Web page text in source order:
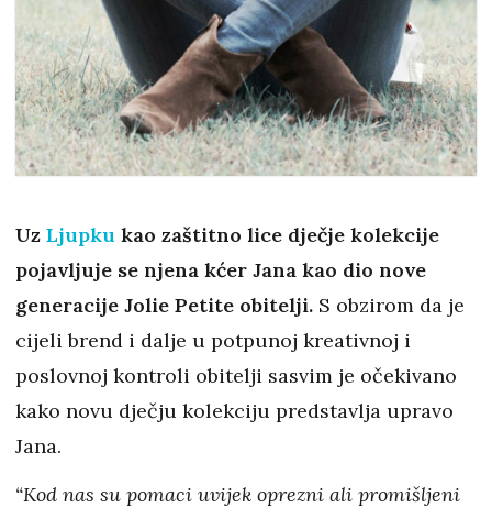
Uz Ljupku kao zaštitno lice dječje kolekcije
pojavljuje se njena kćer Jana kao dio nove
generacije Jolie Petite obitelji. S obzirom da je
cijeli brend i dalje u potpunoj kreativnoj i
poslovnoj kontroli obitelji sasvim je očekivano
kako novu dječju kolekciju predstavlja upravo
Jana.
“Kod nas su pomaci uvijek oprezni ali promišljeni